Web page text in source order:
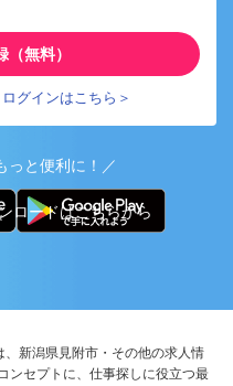
（無料）
グインはこちら＞
っと便利に！／
ロードはこちらから
、新潟県見附市・その他の求人情
ンセプトに、仕事探しに役立つ最